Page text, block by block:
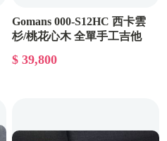
Gomans 000-S12HC 西卡雲
杉/桃花心木 全單手工吉他
$ 39,800